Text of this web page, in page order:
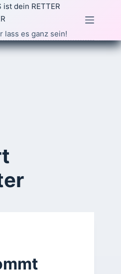
ist dein RETTER
lass es ganz sein!